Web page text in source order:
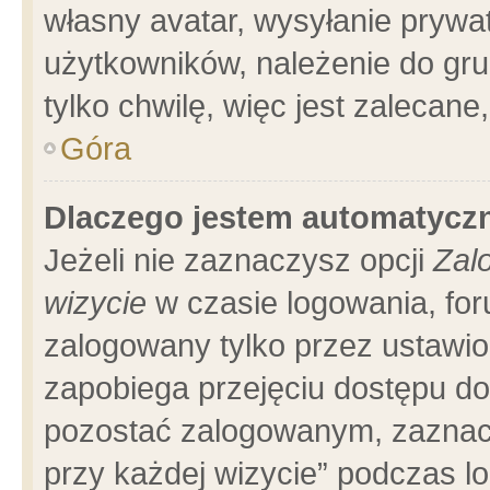
własny avatar, wysyłanie
użytkowników, należenie do
tylko chwilę, więc jest
Góra
Dlaczego jestem
Jeżeli nie zaznaczysz opcji
wizycie w czasie logowania,
zalogowany tylko przez
zapobiega przejęciu dostępu
pozostać zalogowanym,
przy każdej wizycie” podczas